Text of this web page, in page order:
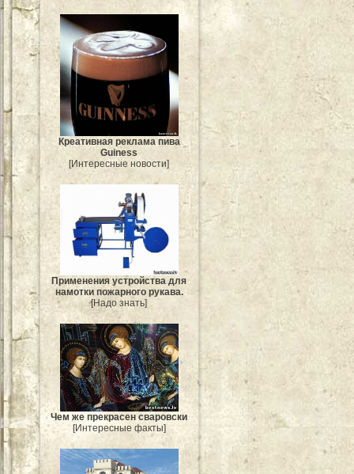
Креативная реклама пива
Guiness
[Интересные новости]
Применения устройства для
намотки пожарного рукава.
[Надо знать]
Чем же прекрасен сваровски
[Интересные факты]